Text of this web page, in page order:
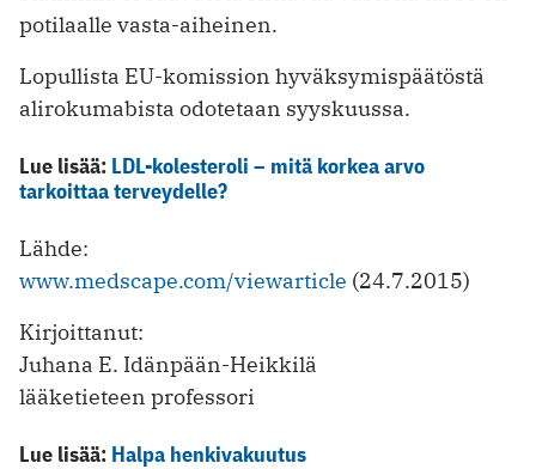
potilaalle vasta-aiheinen.
Lopullista EU-komission hyväksymispäätöstä
alirokumabista odotetaan syyskuussa.
Lue lisää: LDL-kolesteroli – mitä korkea arvo
tarkoittaa terveydelle?
Lähde:
www.medscape.com/viewarticle (24.7.2015)
Kirjoittanut:
Juhana E. Idänpään-Heikkilä
lääketieteen professori
Lue lisää: Halpa henkivakuutus